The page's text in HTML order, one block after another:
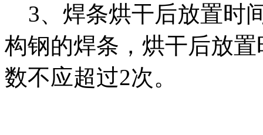
3、焊条烘干后放置时
构钢的焊条，烘干后放
数不应超过2次。